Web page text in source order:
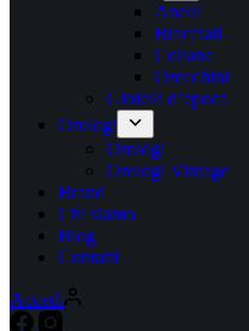
Anelli
Bracciali
Collane
Orecchini
Gioielli d’epoca
Orologi
Orologi
Orologi Vintage
Brand
Chi siamo
Blog
Contatti
Accedi